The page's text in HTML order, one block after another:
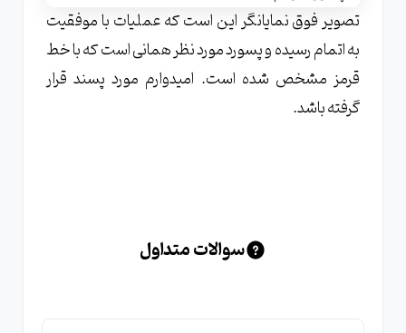
تصویر فوق نمایانگر این است که عملیات با موفقیت
به اتمام رسیده و پسورد مورد نظر همانی است که با خط
قرمز مشخص شده است. امیدوارم مورد پسند قرار
گرفته باشد.
سوالات متداول